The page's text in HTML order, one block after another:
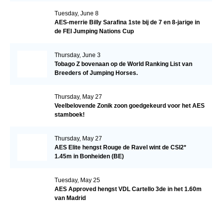
Tuesday, June 8
AES-merrie Billy Sarafina 1ste bij de 7 en 8-jarige in
de FEI Jumping Nations Cup
Thursday, June 3
Tobago Z bovenaan op de World Ranking List van
Breeders of Jumping Horses.
Thursday, May 27
Veelbelovende Zonik zoon goedgekeurd voor het AES
stamboek!
Thursday, May 27
AES Elite hengst Rouge de Ravel wint de CSI2*
1.45m in Bonheiden (BE)
Tuesday, May 25
AES Approved hengst VDL Cartello 3de in het 1.60m
van Madrid